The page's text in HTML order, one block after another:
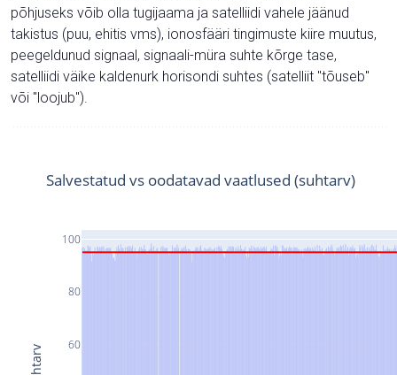
põhjuseks võib olla tugijaama ja satelliidi vahele jäänud
takistus (puu, ehitis vms), ionosfääri tingimuste kiire muutus,
peegeldunud signaal, signaali-müra suhte kõrge tase,
satelliidi väike kaldenurk horisondi suhtes (satelliit "tõuseb"
või "loojub").
60
80
100
Salvestatud vs oodatavad vaatlused (suhtarv)